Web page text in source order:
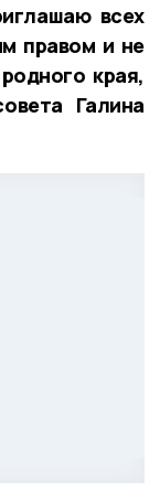
всех
правом и не
края,
Галина